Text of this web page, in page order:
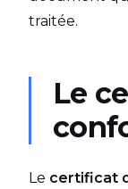
traitée.
Le
Le certificat